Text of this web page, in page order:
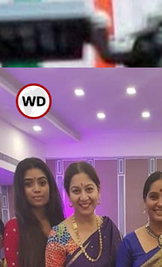
ಗ್ಯಾಲರಿ ಇಲ್ಲಿದೆ.